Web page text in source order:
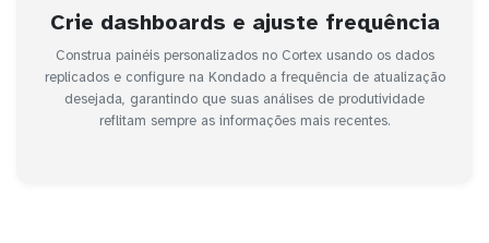
Crie dashboards e ajuste frequência
Construa painéis personalizados no Cortex usando os dados
replicados e configure na Kondado a frequência de atualização
desejada, garantindo que suas análises de produtividade
reflitam sempre as informações mais recentes.